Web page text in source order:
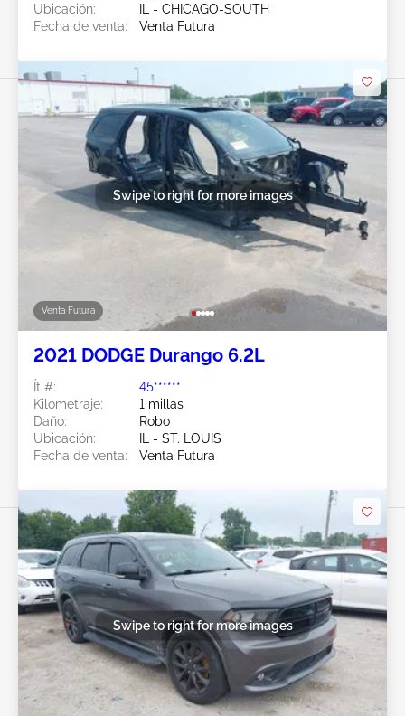
Ubicación:
IL - CHICAGO-SOUTH
Fecha de venta:
Venta Futura
Venta Futura
Swipe to right for more images
2021 DODGE Durango 6.2L
Ít #:
45******
Kilometraje:
1 millas
Daño:
Robo
Ubicación:
IL - ST. LOUIS
Fecha de venta:
Venta Futura
Swipe to right for more images